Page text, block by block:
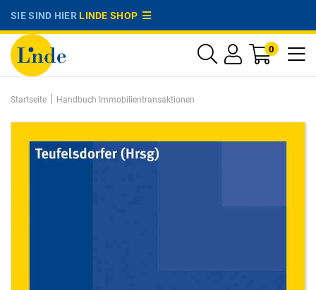
SIE SIND HIERLINDE SHOP
0
Startseite | Handbuch Immobilientransaktionen